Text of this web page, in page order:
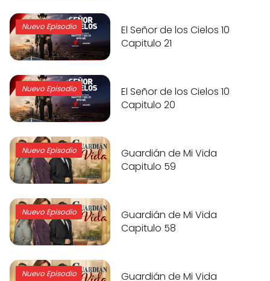
Nuevo Episodio
El Señor de los Cielos 10
Capitulo 21
Nuevo Episodio
El Señor de los Cielos 10
Capitulo 20
Nuevo Episodio
Guardián de Mi Vida
Capitulo 59
Nuevo Episodio
Guardián de Mi Vida
Capitulo 58
Nuevo Episodio Guardián de Mi Vida